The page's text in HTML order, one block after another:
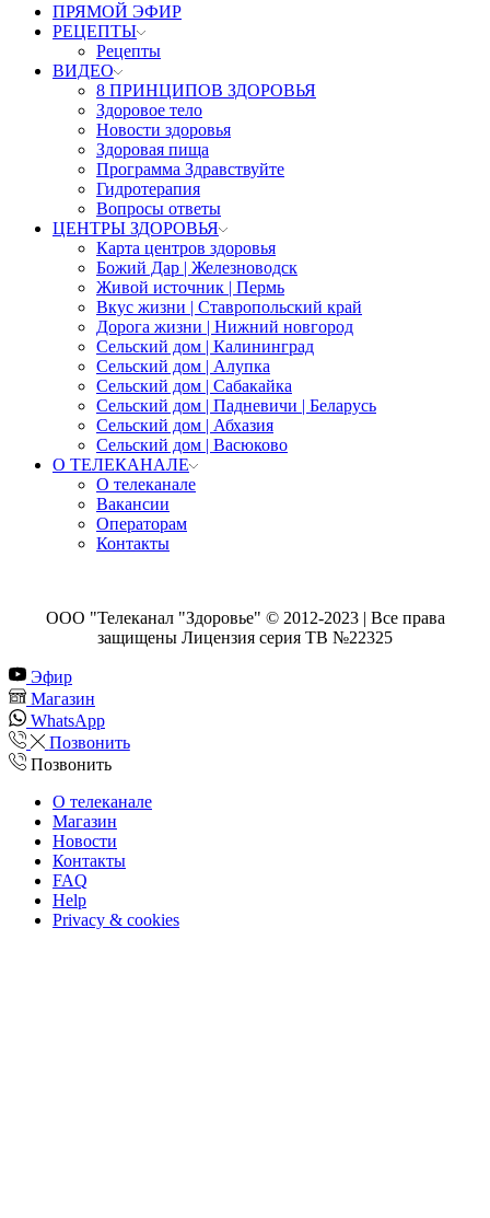
ПРЯМОЙ ЭФИР
РЕЦЕПТЫ
Рецепты
ВИДЕО
8 ПРИНЦИПОВ ЗДОРОВЬЯ
Здоровое тело
Новости здоровья
Здоровая пища
Программа Здравствуйте
Гидротерапия
Вопросы ответы
ЦЕНТРЫ ЗДОРОВЬЯ
Карта центров здоровья
Божий Дар | Железноводск
Живой источник | Пермь
Вкус жизни | Ставропольский край
Дорога жизни | Нижний новгород
Сельский дом | Калининград
Сельский дом | Алупка
Сельский дом | Сабакайка
Сельский дом | Падневичи | Беларусь
Сельский дом | Абхазия
Сельский дом | Васюково
О ТЕЛЕКАНАЛЕ
О телеканале
Вакансии
Операторам
Контакты
ООО "Телеканал "Здоровье" © 2012-2023 | Все права
защищены Лицензия серия ТВ №22325
Эфир
Магазин
WhatsApp
Позвонить
Позвонить
О телеканале
Магазин
Новости
Контакты
FAQ
Help
Privacy & cookies